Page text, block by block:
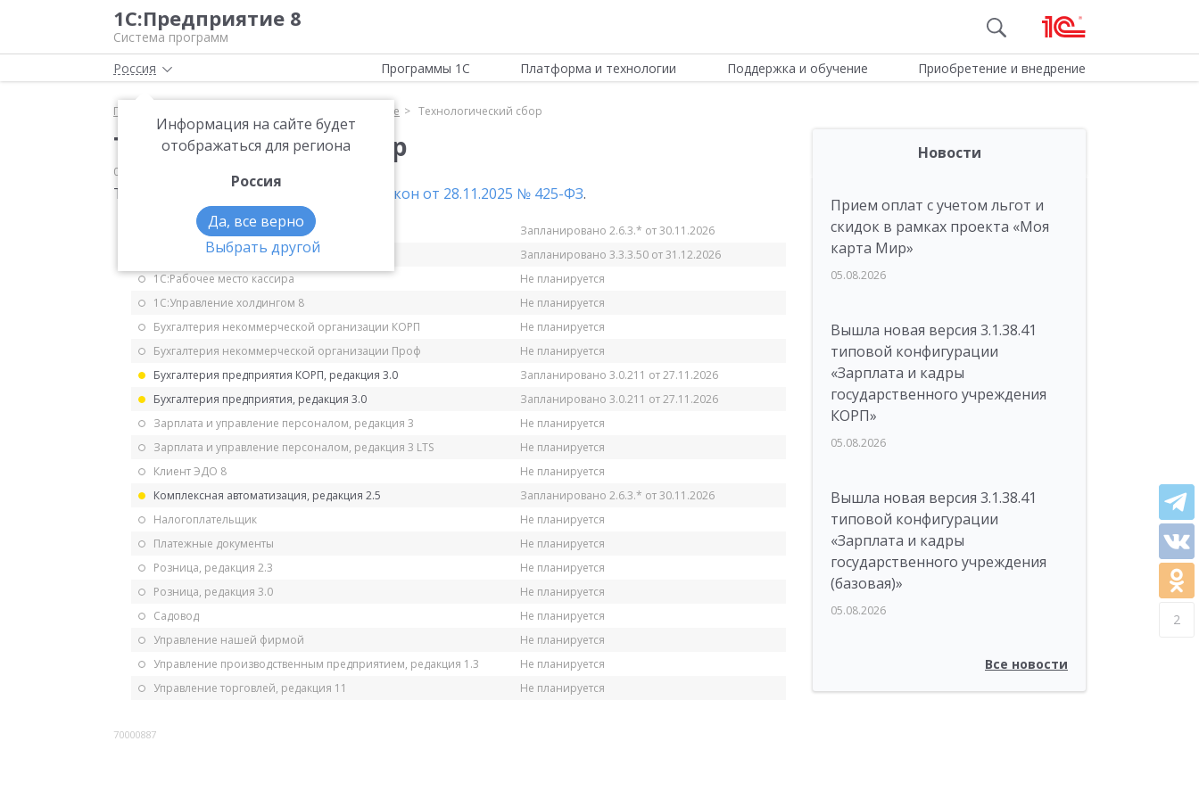
1С:Предприятие 8
Система программ
Россия
Информация на сайте будет
отображаться для региона
Россия
Да, все верно
Выбрать другой
Программы 1С Платформа и технологии Поддержка и обучение Приобретение и внедрение
Главная Прочее Технологический сбор
Технологический сбор
09.06.2026
Технологический сбор Федеральный закон от 28.11.2025 № 425-ФЗ.
1С:ERP Управление предприятием 2.5
Запланировано 2.6.3.* от 30.11.2026
1С:ERP. Управление холдингом
Запланировано 3.3.3.50 от 31.12.2026
1С:Рабочее место кассира
Не планируется
1С:Управление холдингом 8
Не планируется
Бухгалтерия некоммерческой организации КОРП
Не планируется
Бухгалтерия некоммерческой организации Проф
Не планируется
Бухгалтерия предприятия КОРП, редакция 3.0
Запланировано 3.0.211 от 27.11.2026
Бухгалтерия предприятия, редакция 3.0
Запланировано 3.0.211 от 27.11.2026
Зарплата и управление персоналом, редакция 3
Не планируется
Зарплата и управление персоналом, редакция 3 LTS
Не планируется
Клиент ЭДО 8
Не планируется
Комплексная автоматизация, редакция 2.5
Запланировано 2.6.3.* от 30.11.2026
Налогоплательщик
Не планируется
Платежные документы
Не планируется
Розница, редакция 2.3
Не планируется
Розница, редакция 3.0
Не планируется
Садовод
Не планируется
Управление нашей фирмой
Не планируется
Управление производственным предприятием, редакция 1.3
Не планируется
Управление торговлей, редакция 11
Не планируется
70000887
2
Новости
Прием оплат с учетом льгот и
скидок в рамках проекта «Моя
карта Мир»
05.08.2026
Вышла новая версия 3.1.38.41
типовой конфигурации
«Зарплата и кадры
государственного учреждения
КОРП»
05.08.2026
Вышла новая версия 3.1.38.41
типовой конфигурации
«Зарплата и кадры
государственного учреждения
(базовая)»
05.08.2026
Все новости